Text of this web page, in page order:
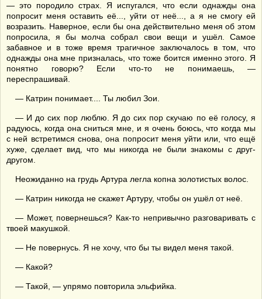
— это породило страх. Я испугался, что если однажды она
попросит меня оставить её..., уйти от неё..., а я не смогу ей
возразить. Наверное, если бы она действительно меня об этом
попросила, я бы молча собрал свои вещи и ушёл. Самое
забавное и в тоже время трагичное заключалось в том, что
однажды она мне призналась, что тоже боится именно этого. Я
понятно говорю? Если что-то не понимаешь, —
переспрашивай.
— Катрин понимает.... Ты любил Зои.
— И до сих пор люблю. Я до сих пор скучаю по её голосу, я
радуюсь, когда она сниться мне, и я очень боюсь, что когда мы
с ней встретимся снова, она попросит меня уйти или, что ещё
хуже, сделает вид, что мы никогда не были знакомы с друг-
другом.
Неожиданно на грудь Артура легла копна золотистых волос.
— Катрин никогда не скажет Артуру, чтобы он ушёл от неё.
— Может, повернешься? Как-то непривычно разговаривать с
твоей макушкой.
— Не повернусь. Я не хочу, что бы ты видел меня такой.
— Какой?
— Такой, — упрямо повторила эльфийка.